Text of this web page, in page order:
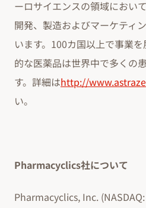
ーロサイエンスの領域におい
開発、製造およびマーケティ
います。100カ国以上で事業
的な医薬品は世界中で多くの
す。詳細はhttp://
い。
Pharmacyclics社について
Pharmacyclics, Inc.